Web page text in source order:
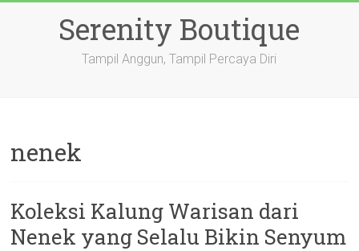
Serenity Boutique
Tampil Anggun, Tampil Percaya Diri
nenek
Koleksi Kalung Warisan dari
Nenek yang Selalu Bikin Senyum